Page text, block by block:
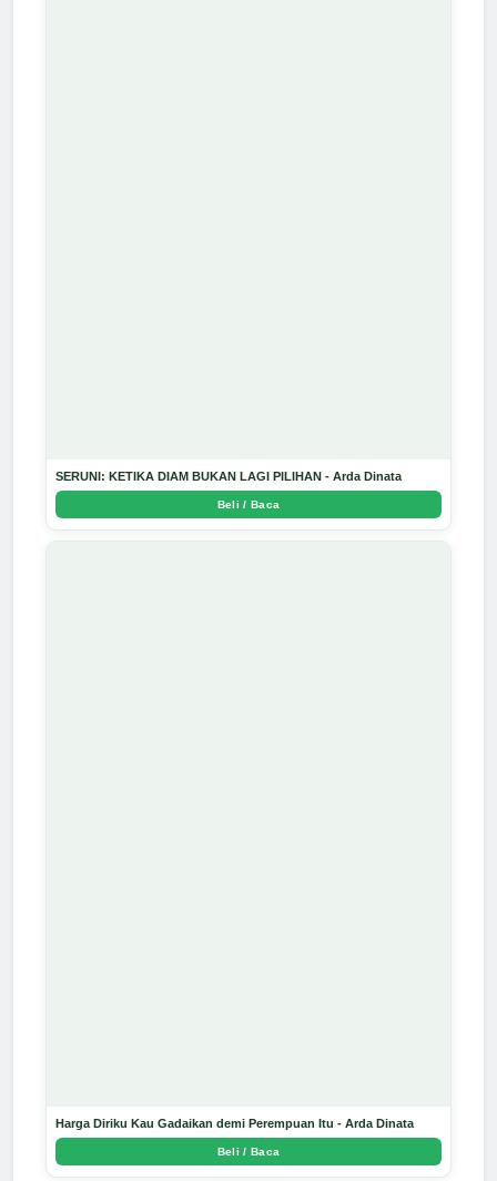
SERUNI: KETIKA DIAM BUKAN LAGI PILIHAN - Arda Dinata
Beli / Baca
Harga Diriku Kau Gadaikan demi Perempuan Itu - Arda Dinata
Beli / Baca